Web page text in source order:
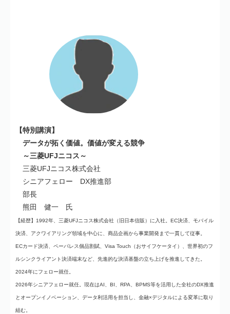
【特別講演】
データが拓く価値。価値が変える競争
～三菱UFJニコス～
三菱UFJニコス株式会社
シニアフェロー DX推進部
部長
熊田 健一 氏
【経歴】1992年、三菱UFJニコス株式会社（旧日本信販）に入社。EC決済、モバイル
決済、アクワイアリング領域を中心に、商品企画から事業開発まで一貫して従事。
ECカード決済、ペーパレス個品割賦、Visa Touch（おサイフケータイ）、世界初のフ
ルシンクライアント決済端末など、先進的な決済基盤の立ち上げを推進してきた。
2024年にフェロー就任。
2026年シニアフェロー就任。現在はAI、BI、RPA、BPMS等を活用した全社のDX推進
とオープンイノベーション、データ利活用を担当し、金融×デジタルによる変革に取り
組む。